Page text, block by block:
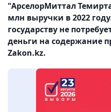
"АрселорМиттал
млн выручки в 2022
государству не
деньги на содержание
Zakon.kz.